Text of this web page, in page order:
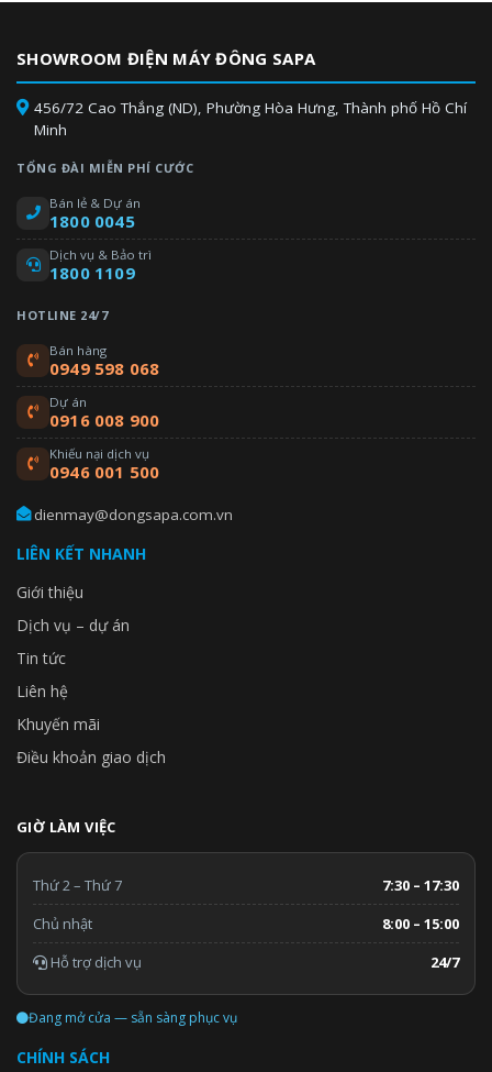
SHOWROOM ĐIỆN MÁY ĐÔNG SAPA
456/72 Cao Thắng (ND), Phường Hòa Hưng, Thành phố Hồ Chí
Minh
TỔNG ĐÀI MIỄN PHÍ CƯỚC
Bán lẻ & Dự án
1800 0045
Dịch vụ & Bảo trì
1800 1109
HOTLINE 24/7
Bán hàng
0949 598 068
Dự án
0916 008 900
Khiếu nại dịch vụ
0946 001 500
dienmay@dongsapa.com.vn
LIÊN KẾT NHANH
Giới thiệu
Dịch vụ – dự án
Tin tức
Liên hệ
Khuyến mãi
Điều khoản giao dịch
GIỜ LÀM VIỆC
Thứ 2 – Thứ 7
7:30 – 17:30
Chủ nhật
8:00 – 15:00
Hỗ trợ dịch vụ
24/7
Đang mở cửa — sẵn sàng phục vụ
CHÍNH SÁCH